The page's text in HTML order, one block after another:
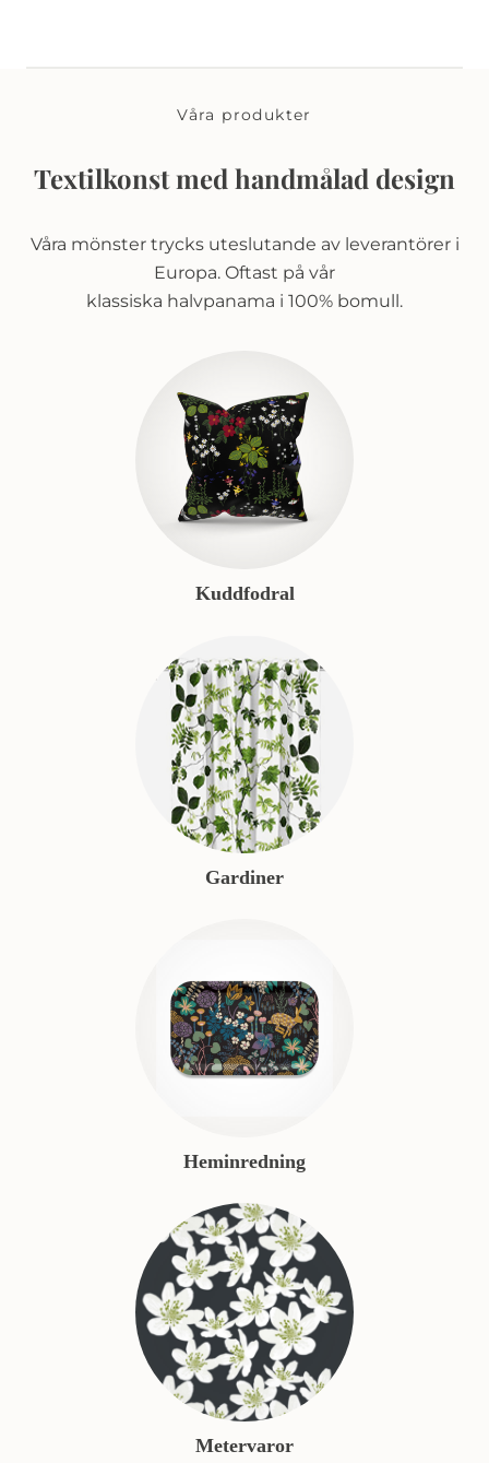
Våra produkter
Textilkonst med handmålad design
Våra mönster trycks uteslutande av leverantörer i
Europa. Oftast på vår
klassiska halvpanama i 100% bomull.
Kuddfodral
Gardiner
Heminredning
Metervaror